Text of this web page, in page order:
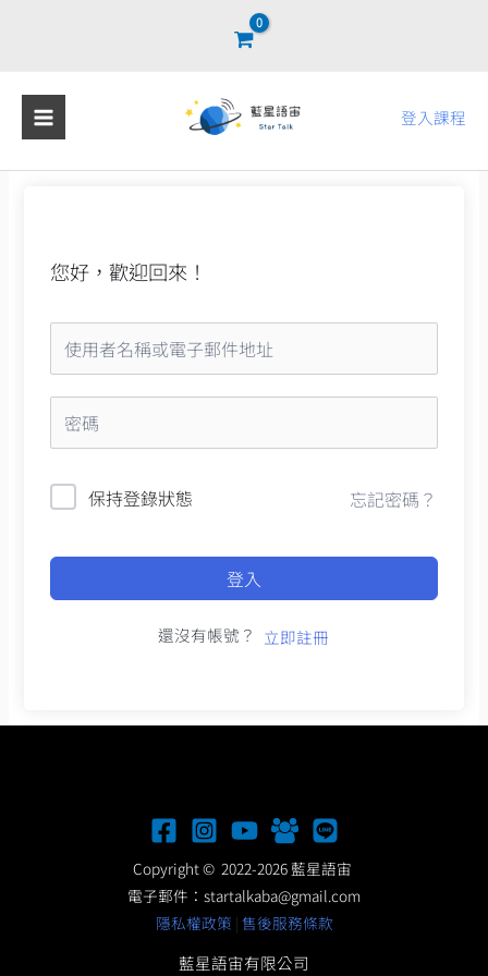
登入課程
您好，歡迎回來！
保持登錄狀態 忘記密碼？
登入
還沒有帳號？ 立即註冊
Copyright © 2022-2026 藍星語宙
電子郵件： startalkaba@gmail.com
隱私權政策 | 售後服務條款
藍星語宙有限公司